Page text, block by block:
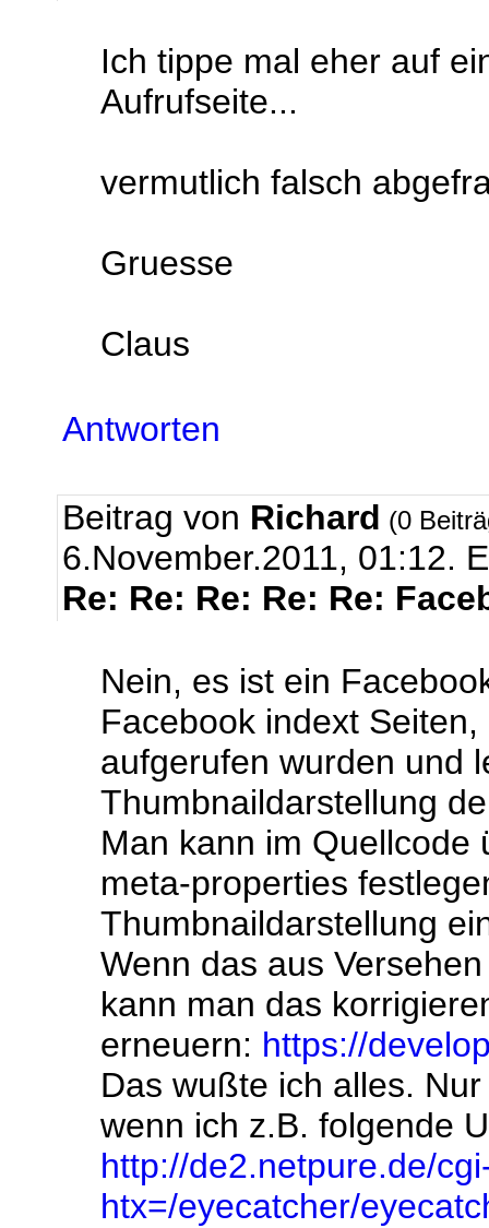
Ich tippe mal eher auf
Aufrufseite...
vermutlich falsch
Gruesse
Claus
Antworten
Beitrag von Richard (0
6.November.2011, 01:12.
Re: Re: Re: Re: Re:
Nein, es ist ein
Facebook indext
aufgerufen wurden und
Thumbnaildarstellung
Man kann im Quellcode
meta-properties
Thumbnaildarstellung
Wenn das aus
kann man das
erneuern: https://
Das wußte ich alles.
wenn ich z.B. folgende
http://de2.netpure.de/
htx=/eyecatcher/